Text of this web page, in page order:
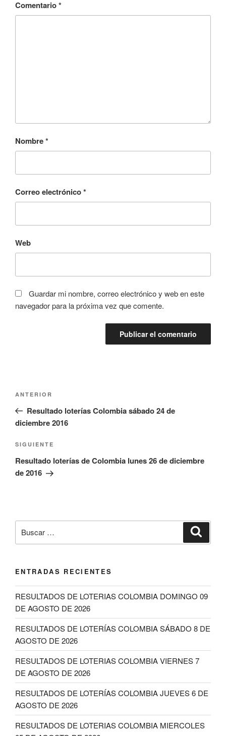
Comentario*
Nombre*
Correo electrónico*
Web
Guardar mi nombre, correo electrónico y web en este
navegador para la próxima vez que comente.
entradas
Entrada
anterior:
ANTERIOR
Resultado loterías Colombia sábado 24 de
diciembre 2016
Siguiente
entrada
SIGUIENTE
Resultado loterías de Colombia lunes 26 de diciembre
de 2016
por:
ENTRADAS RECIENTES
RESULTADOS DE LOTERIAS COLOMBIA DOMINGO 09
DE AGOSTO DE 2026
RESULTADOS DE LOTERÍAS COLOMBIA SÁBADO 8 DE
AGOSTO DE 2026
RESULTADOS DE LOTERIAS COLOMBIA VIERNES 7
DE AGOSTO DE 2026
RESULTADOS DE LOTERÍAS COLOMBIA JUEVES 6 DE
AGOSTO DE 2026
RESULTADOS DE LOTERIAS COLOMBIA MIERCOLES